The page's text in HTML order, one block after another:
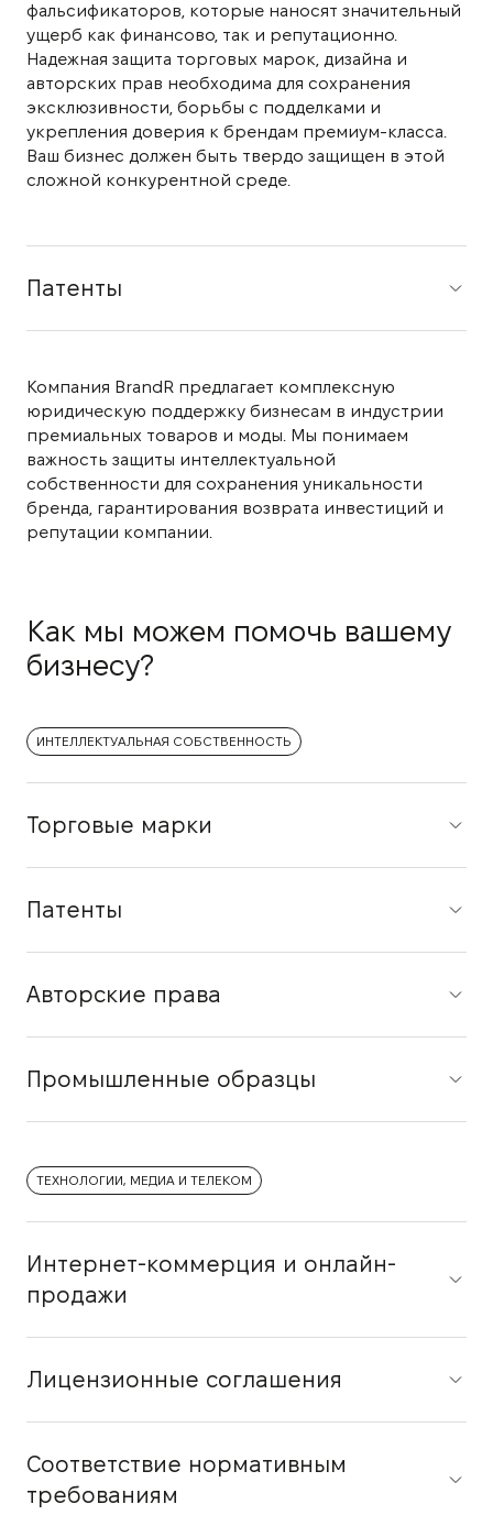
фальсификаторов, которые наносят значительный
ущерб как финансово, так и репутационно.
Надежная защита торговых марок, дизайна и
авторских прав необходима для сохранения
эксклюзивности, борьбы с подделками и
укрепления доверия к брендам премиум-класса.
Ваш бизнес должен быть твердо защищен в этой
сложной конкурентной среде.
Патенты
Компания BrandR предлагает комплексную
юридическую поддержку бизнесам в индустрии
премиальных товаров и моды. Мы понимаем
важность защиты интеллектуальной
собственности для сохранения уникальности
бренда, гарантирования возврата инвестиций и
репутации компании.
Как мы можем помочь вашему
бизнесу?
ИНТЕЛЛЕКТУАЛЬНАЯ СОБСТВЕННОСТЬ
Торговые марки
Патенты
Авторские права
Промышленные образцы
ТЕХНОЛОГИИ, МЕДИА И ТЕЛЕКОМ
Интернет-коммерция и онлайн-
продажи
Лицензионные соглашения
Соответствие нормативным
требованиям